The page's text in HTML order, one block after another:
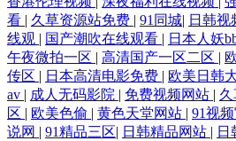
看 | 久草资源站免费 | 91同城| 日韩视
线观 | 国产潮吹在线观看 | 日本人妖
午夜微拍一区 | 高清国产一区二区 |
传区 | 日本高清电影免费 | 欧美日韩
av | 成人无码影院 | 免费视频网站 |
区 | 欧美色偷 | 黄色天堂网站 | 91视
说网 | 91精品三区| 日韩精品网站 | 日